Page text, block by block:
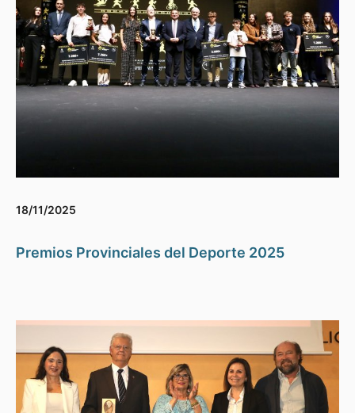
18/11/2025
Premios Provinciales del Deporte 2025